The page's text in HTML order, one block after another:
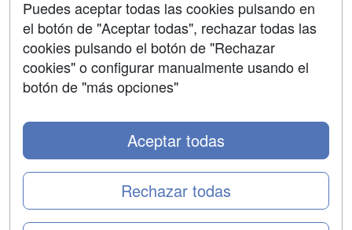
Copyleft
Puedes aceptar todas las cookies pulsando en
el botón de "Aceptar todas", rechazar todas las
cookies pulsando el botón de "Rechazar
cookies" o configurar manualmente usando el
botón de "más opciones"
Rechazar todas
Aceptar todas